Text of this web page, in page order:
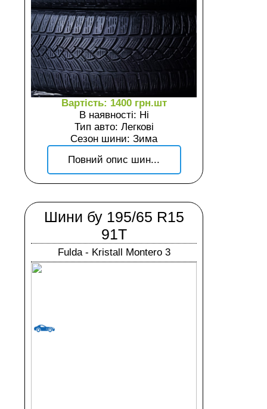
Вартість: 1400 грн.шт
В наявності: Ні
Тип авто: Легкові
Сезон шини: Зима
Повний опис шин...
Шини бу 195/65 R15
91T
Fulda - Kristall Montero 3